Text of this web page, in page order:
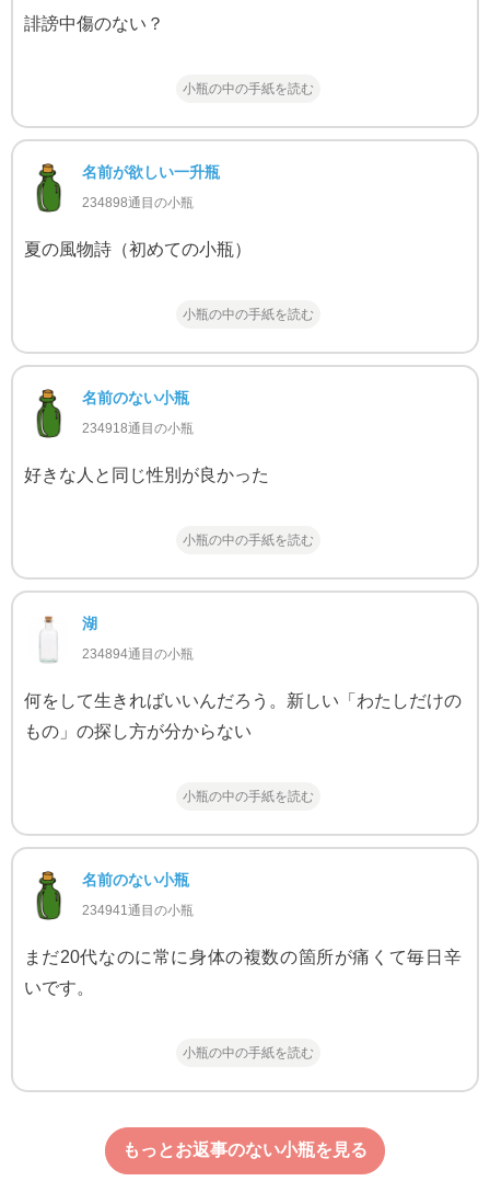
誹謗中傷のない？
小瓶の中の手紙を読む
名前が欲しい一升瓶
234898通目の小瓶
夏の風物詩（初めての小瓶）
小瓶の中の手紙を読む
名前のない小瓶
234918通目の小瓶
好きな人と同じ性別が良かった
小瓶の中の手紙を読む
湖
234894通目の小瓶
何をして生きればいいんだろう。新しい「わたしだけの
もの」の探し方が分からない
小瓶の中の手紙を読む
名前のない小瓶
234941通目の小瓶
まだ20代なのに常に身体の複数の箇所が痛くて毎日辛
いです。
小瓶の中の手紙を読む
もっとお返事のない小瓶を見る